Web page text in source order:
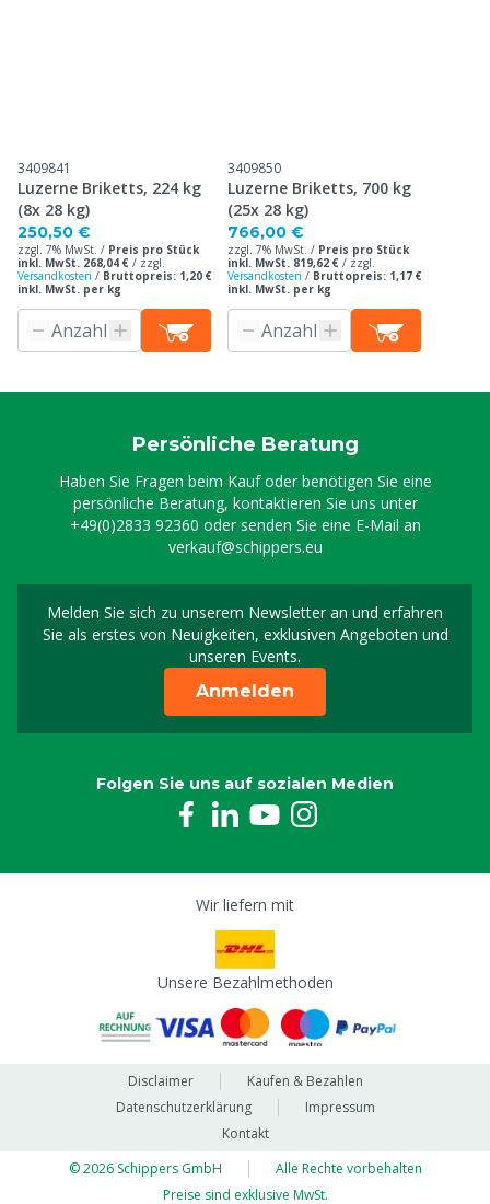
3409841
Luzerne Briketts, 224 kg
(8x 28 kg)
250,50 €
zzgl. 7% MwSt. / Preis pro Stück
inkl. MwSt. 268,04 € / zzgl.
Versandkosten / Bruttopreis: 1,20 €
inkl. MwSt. per kg
3409850
Luzerne Briketts, 700 kg
(25x 28 kg)
766,00 €
zzgl. 7% MwSt. / Preis pro Stück
inkl. MwSt. 819,62 € / zzgl.
Versandkosten / Bruttopreis: 1,17 €
inkl. MwSt. per kg
Persönliche Beratung
Haben Sie Fragen beim Kauf oder benötigen Sie eine
persönliche Beratung, kontaktieren Sie uns unter
+49(0)2833 92360 oder senden Sie eine E-Mail an
verkauf@schippers.eu
Melden Sie sich zu unserem Newsletter an und erfahren
Sie als erstes von Neuigkeiten, exklusiven Angeboten und
unseren Events.
Melden Sie sich für
Anmelden
Folgen Sie uns auf sozialen Medien
Wir liefern mit
Unsere Bezahlmethoden
Disclaimer
Kaufen & Bezahlen
Datenschutzerklärung
Impressum
Kontakt
© 2026 Schippers GmbH
Alle Rechte vorbehalten
Preise sind exklusive MwSt.